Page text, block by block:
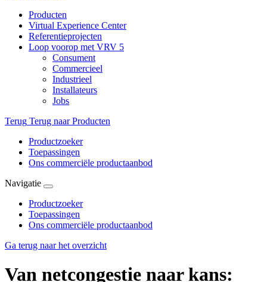
Producten
Virtual Experience Center
Referentieprojecten
Loop voorop met VRV 5
Consument
Commercieel
Industrieel
Installateurs
Jobs
Terug Terug naar Producten
Productzoeker
Toepassingen
Ons commerciële productaanbod
Navigatie
Productzoeker
Toepassingen
Ons commerciële productaanbod
Ga terug naar het overzicht
Van netcongestie naar kans: